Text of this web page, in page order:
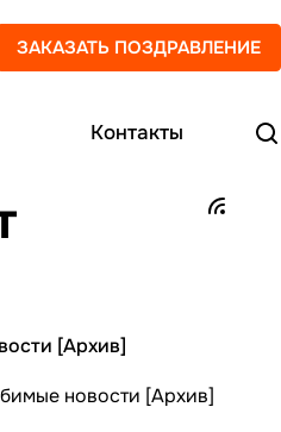
ЗАКАЗАТЬ ПОЗДРАВЛЕНИЕ
Контакты
[Архив]
новости [Архив]